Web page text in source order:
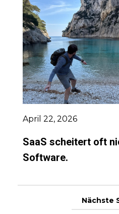
April 22, 2026
SaaS scheitert oft
Software.
Nächste